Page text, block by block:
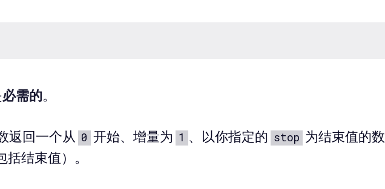
必需的。
返回一个从 0 开始、增量为 1 、以你指定的 stop 为结束值的数
结束值）。